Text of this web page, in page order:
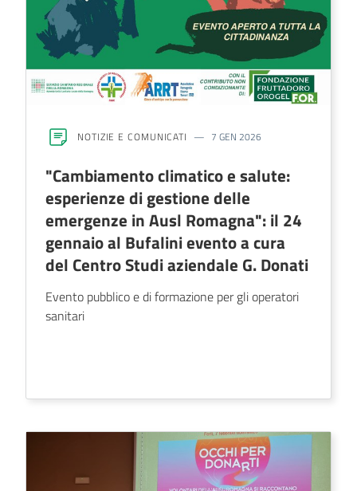
NOTIZIE E COMUNICATI 7 GEN 2026
"Cambiamento climatico e salute:
esperienze di gestione delle
emergenze in Ausl Romagna": il 24
gennaio al Bufalini evento a cura
del Centro Studi aziendale G. Donati
Evento pubblico e di formazione per gli operatori
sanitari